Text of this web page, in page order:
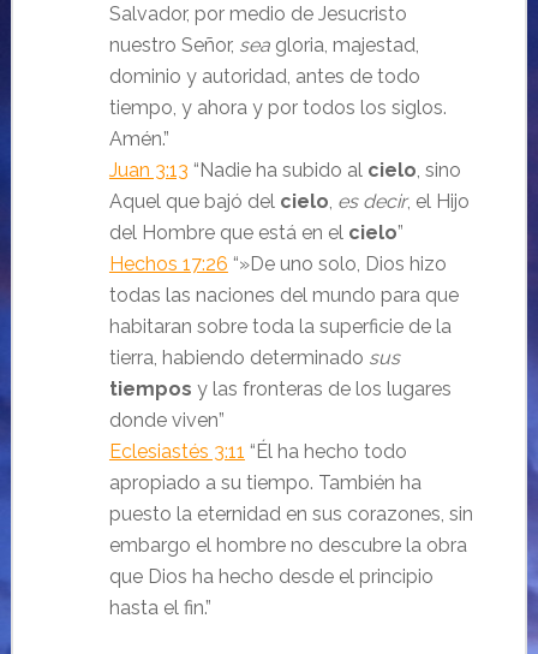
Salvador, por medio de Jesucristo
nuestro Señor, seagloria, majestad,
dominio y autoridad, antes de todo
tiempo, y ahora y por todos los siglos.
Amén.”
Juan 3:13 “Nadie ha subido al cielo , sino
Aquel que bajó del cielo es decir, el Hijo
del Hombre que está en el cielo”
Hechos 17:26 “»De uno solo, Dios hizo
todas las naciones del mundo para que
habitaran sobre toda la superficie de la
tierra, habiendo determinado sus
tiempos y las fronteras de los lugares
donde viven”
Eclesiastés 3:11 “Él ha hecho todo
apropiado a su tiempo. También ha
puesto la eternidad en sus corazones, sin
embargo el hombre no descubre la obra
que Dios ha hecho desde el principio
hasta el fin.”